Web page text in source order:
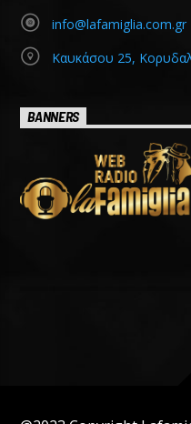
info@lafamiglia.com.gr
Καυκάσου 25,
BANNERS